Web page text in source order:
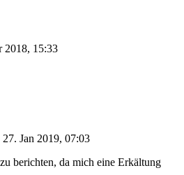
2018, 15:33
27. Jan 2019, 07:03
berichten, da mich eine Erkältung